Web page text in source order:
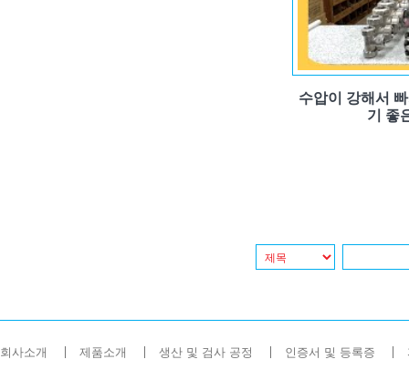
수압이 강해서
기 좋
회사소개 제품소개 생산 및 검사 공정 인증서 및 등록증